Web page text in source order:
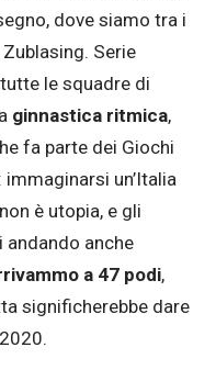
dove siamo tra i
Serie
le squadre di
ginnastica ritmica,
fa parte dei Giochi
un’Italia
è utopia, e gli
anche
a 47 podi,
significherebbe dare